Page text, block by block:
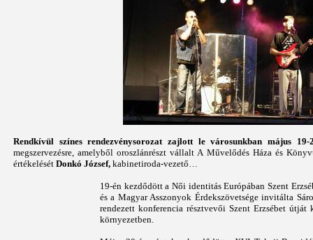
Rendkívül színes rendezvénysorozat zajlott le városunkban május 19-
megszervezésre, amelyből oroszlánrészt vállalt A Művelődés Háza és
értékelését Donkó József, kabinetiroda-vezető…
19-én kezdődött a Női identitás Európában Szent
és a Magyar Asszonyok Érdekszövetsége invitálta
rendezett konferencia résztvevői Szent Erzsébet
környezetben.